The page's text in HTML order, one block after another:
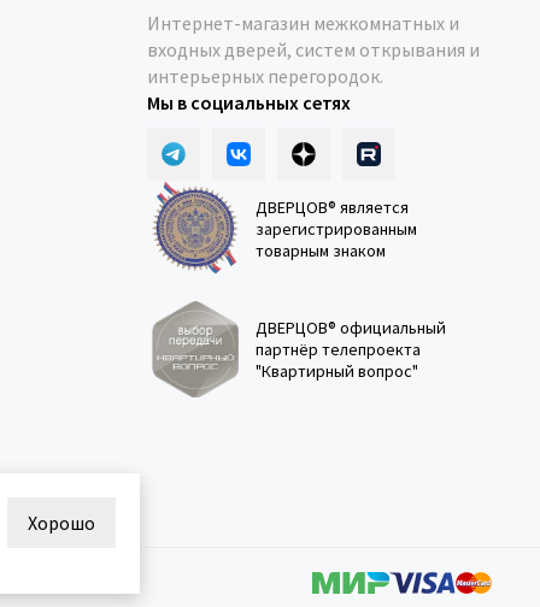
Интернет-магазин межкомнатных и
входных дверей, систем открывания и
интерьерных перегородок.
Мы в социальных сетях
ДВЕРЦОВ® является
зарегистрированным
товарным знаком
ДВЕРЦОВ® официальный
партнёр телепроекта
"Квартирный вопрос"
Хорошо